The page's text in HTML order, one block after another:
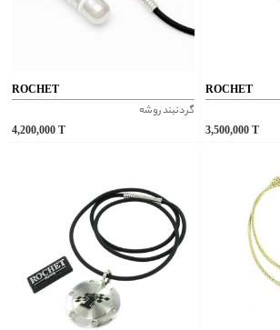
ROCHET
گردنبند روشه
4,200,000T
ROCHET
3,500,000 T